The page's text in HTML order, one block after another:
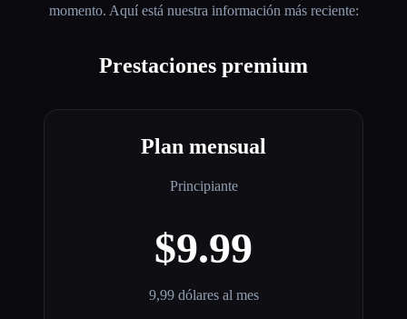
momento. Aquí está nuestra información más reciente:
Prestaciones premium
Plan mensual
Principiante
$9.99
9,99 dólares al mes